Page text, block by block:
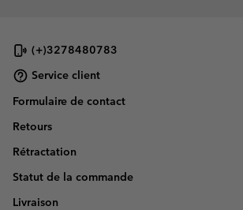
(+)3278480783
Service client
Formulaire de contact
Retours
Rétractation
Statut de la commande
Livraison